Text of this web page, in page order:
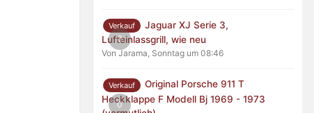
0
Verkauf
Jaguar XJ Serie 3,
Lufteinlassgrill, wie neu
Von Jarama, Sonntag um 08:46
0
Verkauf
Original Porsche 911 T
Heckklappe F Modell Bj 1969 - 1973